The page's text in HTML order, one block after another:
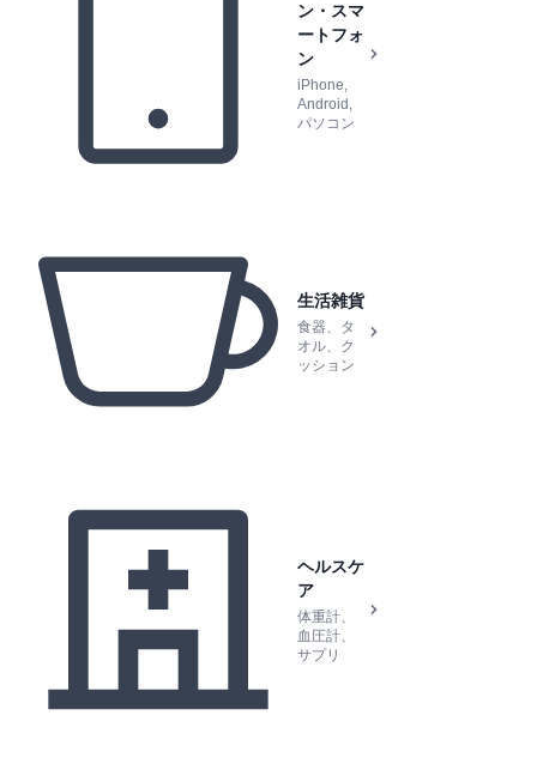
ン・スマ
ートフォ
ン
iPhone,
Android,
パソコン
生活雑貨
食器、タ
オル、ク
ッション
ヘルスケ
ア
体重計、
血圧計、
サプリ